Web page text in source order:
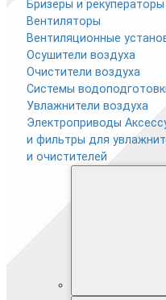
Бризеры и рекуператоры
Вентиляторы
Вентиляционные
Осушители воздуха
Очистители воздуха
Системы
Увлажнители воздуха
Электроприводы
и фильтры для
и очистителей